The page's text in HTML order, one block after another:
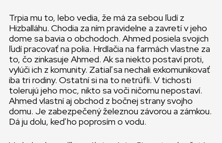
Trpia mu to, lebo vedia, že má za sebou ľudí z
Hizballáhu. Chodia za ním pravidelne a zavretí v jeho
dome sa bavia o obchodoch. Ahmed posiela svojich
ľudí pracovať na polia. Hrdlačia na farmách vlastne za
to, čo zinkasuje Ahmed. Ak sa niekto postaví proti,
vylúči ich z komunity. Zatiaľ sa nechali exkomunikovať
iba tri rodiny. Ostatní si na to netrúfli. V tichosti
tolerujú jeho moc, nikto sa voči ničomu nepostaví.
Ahmed vlastní aj obchod z bočnej strany svojho
domu. Je zabezpečený železnou závorou a zámkou.
Dá ju dolu, keď ho poprosím o vodu.